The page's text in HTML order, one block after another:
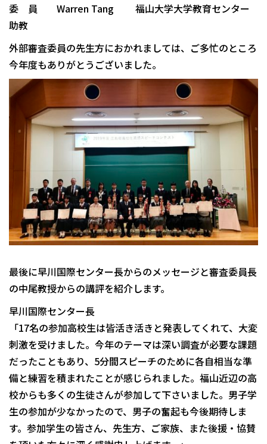
委 員 Warren Tang 福山大学大学教育センター
助教
外部審査委員の先生方におかれましては、ご多忙のところ
今年度もありがとうございました。
最後に早川国際センター長からのメッセージと審査委員長
の中尾教授からの講評を紹介します。
早川国際センター長
「17名の参加高校生は皆活き活きと発表してくれて、大変
刺激を受けました。今年のテーマは深い調査が必要な課題
だったこともあり、 5分間スピーチのために各自相当な準
備と練習を積まれたことが感じられました。福山近辺の高
校からも多くの生徒さんが参加して下さいました。男子学
生の参加が少なかったので、男子の奮起も今後期待しま
す。参加学生の皆さん、先生方、ご家族、また後援・協賛